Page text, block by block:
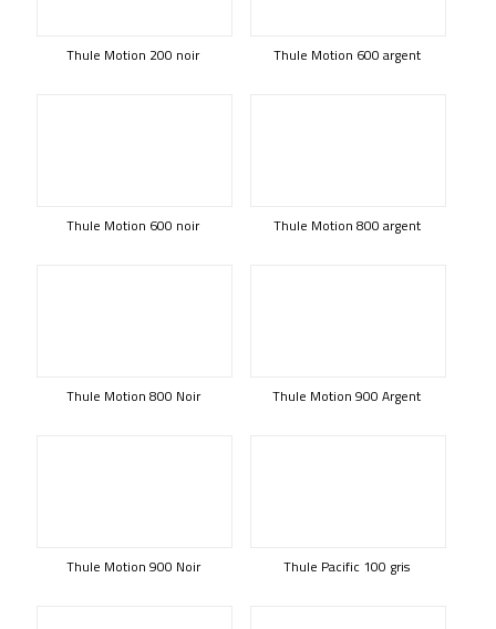
Thule Motion 200 noir Thule Motion 600 argent
Thule Motion 600 noir Thule Motion 800 argent
Thule Motion 800 Noir Thule Motion 900 Argent
Thule Motion 900 Noir Thule Pacific 100 gris